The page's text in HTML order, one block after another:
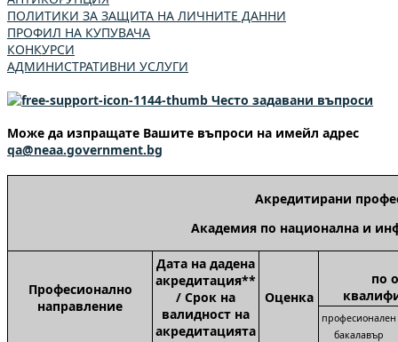
ПОЛИТИКИ ЗА ЗАЩИТА НА ЛИЧНИТЕ ДАННИ
ПРОФИЛ НА КУПУВАЧА
КОНКУРСИ
АДМИНИСТРАТИВНИ УСЛУГИ
Често задавани въпроси
Може да изпращате Вашите въпроси на имейл адрес
qa@neaa.government.bg
Акредитирани
Академия по национална и
Професионално
направление
Дата на дадена
акредитация**
/ Срок на
валидност на
акредитацията
Оценка
по
професионален
бакалавър